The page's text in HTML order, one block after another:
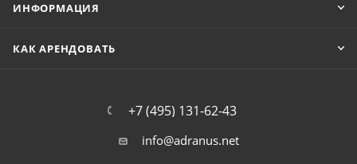
ИНФОРМАЦИЯ
КАК АРЕНДОВАТЬ
+7 (495) 131-62-43
info@adranus.net